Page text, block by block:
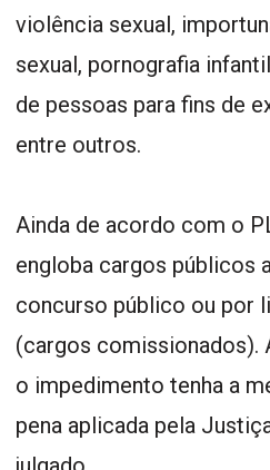
violência sexual,
sexual, pornografia
de pessoas para fins de
entre outros.
Ainda de acordo com o
engloba cargos públicos
concurso público ou por
(cargos comissionados).
o impedimento tenha a
pena aplicada pela